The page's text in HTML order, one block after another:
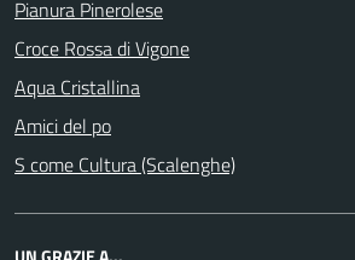
Pianura Pinerolese
Croce Rossa di Vigone
Aqua Cristallina
Amici del po
S come Cultura (Scalenghe)